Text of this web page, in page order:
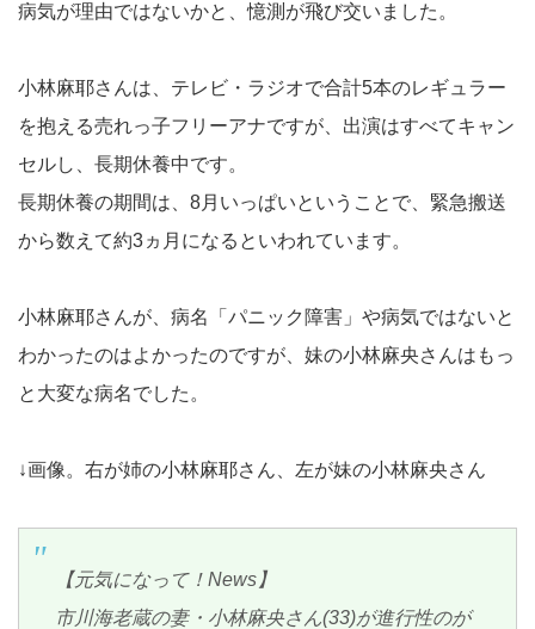
病気が理由ではないかと、憶測が飛び交いました。
小林麻耶さんは、テレビ・ラジオで合計5本のレギュラー
を抱える売れっ子フリーアナですが、出演はすべてキャン
セルし、長期休養中です。
長期休養の期間は、8月いっぱいということで、緊急搬送
から数えて約3ヵ月になるといわれています。
小林麻耶さんが、病名「パニック障害」や病気ではないと
わかったのはよかったのですが、妹の小林麻央さんはもっ
と大変な病名でした。
↓画像。右が姉の小林麻耶さん、左が妹の小林麻央さん
【元気になって！News】
市川海老蔵の妻・小林麻央さん(33)が進行性のが